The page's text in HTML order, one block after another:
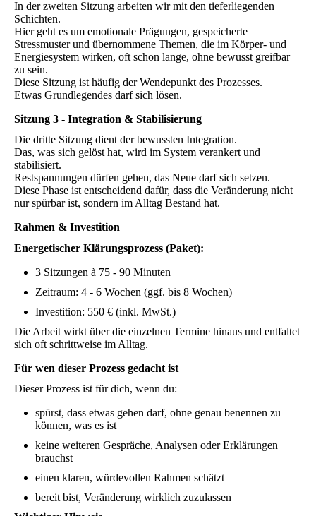
In der zweiten Sitzung arbeiten wir mit den tieferliegenden
Schichten.
Hier geht es um emotionale Prägungen, gespeicherte
Stressmuster und übernommene Themen, die im Körper- und
Energiesystem wirken, oft schon lange, ohne bewusst greifbar
zu sein.
Diese Sitzung ist häufig der Wendepunkt des Prozesses.
Etwas Grundlegendes darf sich lösen.
Sitzung 3 - Integration & Stabilisierung
Die dritte Sitzung dient der bewussten Integration.
Das, was sich gelöst hat, wird im System verankert und
stabilisiert.
Restspannungen dürfen gehen, das Neue darf sich setzen.
Diese Phase ist entscheidend dafür, dass die Veränderung nicht
nur spürbar ist, sondern im Alltag Bestand hat.
Rahmen & Investition
Energetischer Klärungsprozess (Paket):
3 Sitzungen à 75 - 90 Minuten
Zeitraum: 4 - 6 Wochen (ggf. bis 8 Wochen)
Investition: 550 € (inkl. MwSt.)
Die Arbeit wirkt über die einzelnen Termine hinaus und entfaltet
sich oft schrittweise im Alltag.
Für wen dieser Prozess gedacht ist
Dieser Prozess ist für dich, wenn du:
spürst, dass etwas gehen darf, ohne genau benennen zu
können, was es ist
keine weiteren Gespräche, Analysen oder Erklärungen
brauchst
einen klaren, würdevollen Rahmen schätzt
bereit bist, Veränderung wirklich zuzulassen